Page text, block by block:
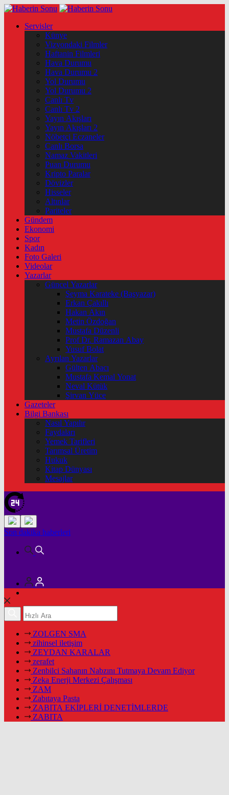
Servisler
Künye
Vizyondaki Filmler
Haftanin Filmleri
Hava Durumu
Hava Durumu 2
Yol Durumu
Yol Durumu 2
Canlı Tv
Canlı Tv 2
Yayın Akışları
Yayın Akışları 2
Nöbetçi Eczaneler
Canlı Borsa
Namaz Vakitleri
Puan Durumu
Kripto Paralar
Dövizler
Hisseler
Altınlar
Pariteler
Gündem
Ekonomi
Spor
Kadın
Foto Galeri
Videolar
Yazarlar
Güncel Yazarlar
Şeyma Karateke (Başyazar)
Erkan Çakıllı
Hakan Akın
Metin Özdoğan
Mustafa Düzenli
Prof Dr. Ramazan Abay
Yusuf Bolat
Ayrılan Yazarlar
Gülten Abacı
Mustafa Kemal Yonat
Neval Kütük
Şirvan Yüce
Gazeteler
Bilgi Bankası
Nasıl Yapılır
Faydaları
Yemek Tarifleri
Tarımsal Üretim
Hukuk
Kitap Dünyası
Mesajlar
Son dakika haberleri
ZOLGEN SMA
zihinsel iletişim
ZEYDAN KARALAR
zerafet
Zenbilci Sahanın Nabzını Tutmaya Devam Ediyor
Zeka Enerji Merkezi Çalışması
ZAM
Zabıtaya Pasta
ZABITA EKİPLERİ DENETİMLERDE
ZABITA